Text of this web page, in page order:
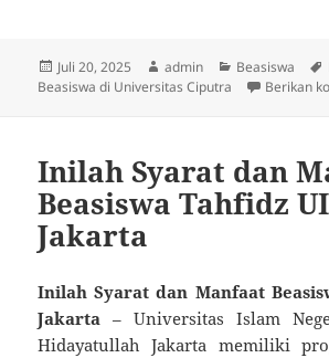
Diposkan
pada
Juli 20, 2025 Penulis
admin Kategori
Beasiswa
Beasiswa di Universitas Ciputra
Berikan
Inilah Syarat dan
Beasiswa Tahfidz
Jakarta
Inilah Syarat dan Manfaat
Jakarta – Universitas Islam
Hidayatullah Jakarta memiliki